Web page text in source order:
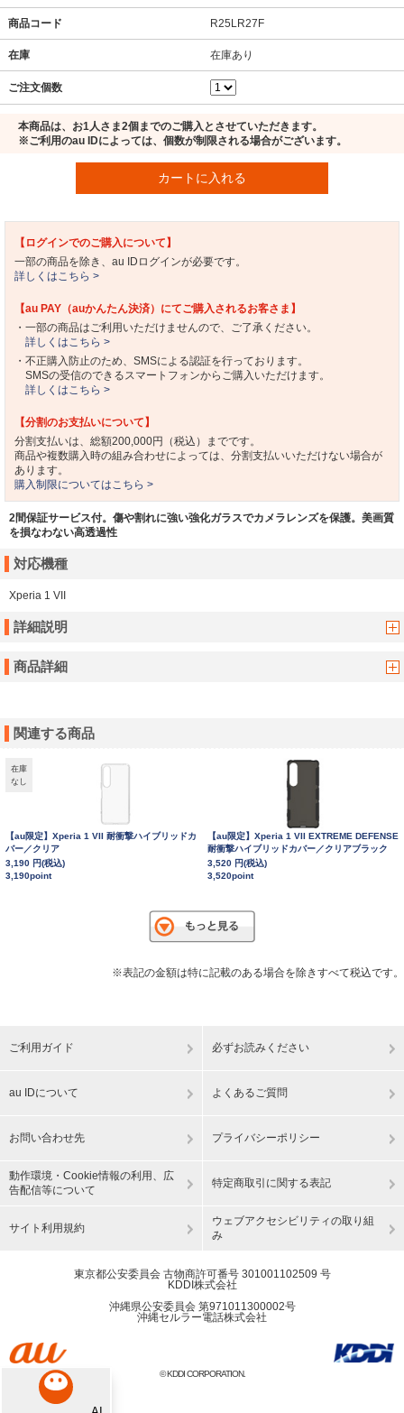
商品コード R25LR27F
在庫 在庫あり
ご注文個数
本商品は、お1人さま2個までのご購入とさせていただきます。
※ご利用のau IDによっては、個数が制限される場合がございます。
カートに入れる
【ログインでのご購入について】
一部の商品を除き、au IDログインが必要です。
詳しくはこちら >
【au PAY（auかんたん決済）にてご購入されるお客さま】
・一部の商品はご利用いただけませんので、ご了承ください。
詳しくはこちら >
・不正購入防止のため、SMSによる認証を行っております。
SMSの受信のできるスマートフォンからご購入いただけます。
詳しくはこちら >
【分割のお支払いについて】
分割支払いは、総額200,000円（税込）までです。
商品や複数購入時の組み合わせによっては、分割支払いいただけない場合が
あります。
購入制限についてはこちら >
2間保証サービス付。傷や割れに強い強化ガラスでカメラレンズを保護。美画質
を損なわない高透過性
対応機種
Xperia 1 VII
詳細説明
商品詳細
関連する商品
在庫
なし
【au限定】Xperia 1 VII 耐衝撃ハイブリッドカ
バー／クリア
3,190 円(税込)
3,190point
【au限定】Xperia 1 VII EXTREME DEFENSE
耐衝撃ハイブリッドカバー／クリアブラック
3,520 円(税込)
3,520point
※表記の金額は特に記載のある場合を除きすべて税込です。
ご利用ガイド 必ずお読みください
au IDについて よくあるご質問
お問い合わせ先 プライバシーポリシー
動作環境・Cookie情報の利用、広
告配信等について
特定商取引に関する表記
サイト利用規約
ウェブアクセシビリティの取り組
み
東京都公安委員会 古物商許可番号 301001102509 号
KDDI株式会社
沖縄県公安委員会 第971011300002号
沖縄セルラー電話株式会社
© KDDI CORPORATION.